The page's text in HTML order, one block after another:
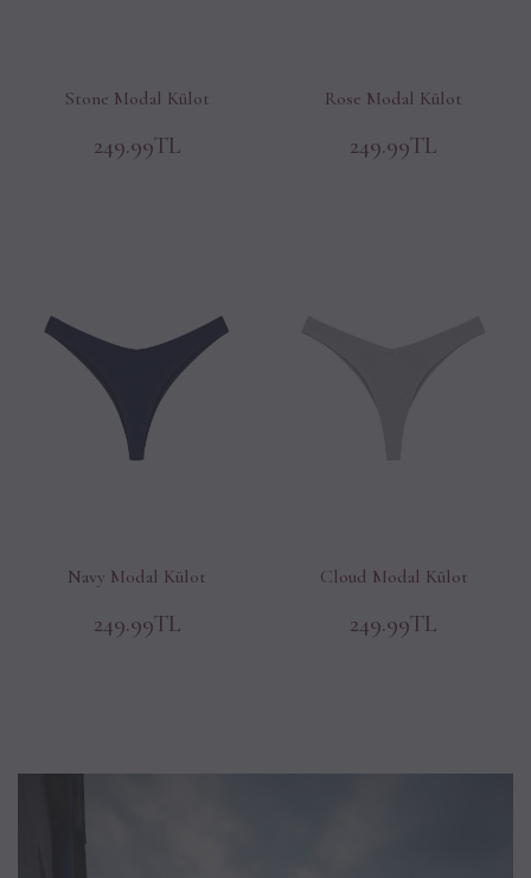
Stone Modal Külot
249.99TL
Rose Modal Külot
249.99TL
Navy Modal Külot
249.99TL
Cloud Modal Külot
249.99TL